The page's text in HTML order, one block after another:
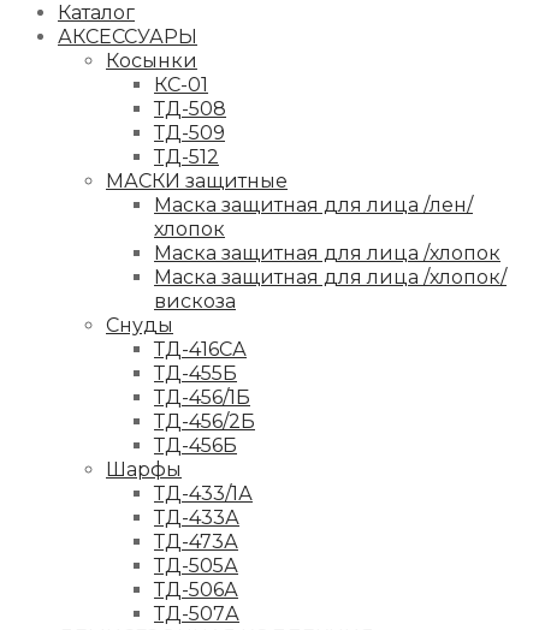
Каталог
АКСЕССУАРЫ
Косынки
КС-01
ТД-508
ТД-509
ТД-512
МАСКИ защитные
Маска защитная для лица /лен/
хлопок
Маска защитная для лица /хлопок
Маска защитная для лица /хлопок/
вискоза
Снуды
ТД-416СА
ТД-455Б
ТД-456/1Б
ТД-456/2Б
ТД-456Б
Шарфы
ТД-433/1А
ТД-433А
ТД-473А
ТД-505А
ТД-506А
ТД-507А